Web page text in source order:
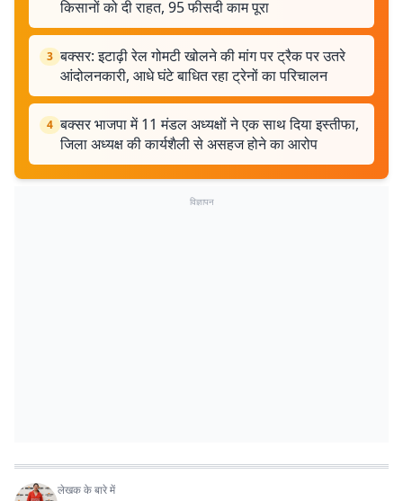
किसानों को दी राहत, 95 फीसदी काम पूरा
3 बक्सर: इटाढ़ी रेल गोमटी खोलने की मांग पर ट्रैक पर उतरे
आंदोलनकारी, आधे घंटे बाधित रहा ट्रेनों का परिचालन
4 बक्सर भाजपा में 11 मंडल अध्यक्षों ने एक साथ दिया इस्तीफा,
जिला अध्यक्ष की कार्यशैली से असहज होने का आरोप
विज्ञापन
लेखक के बारे में